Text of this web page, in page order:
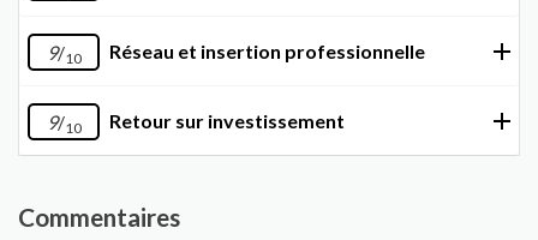
9/10 Réseau et insertion professionnelle
9/10 Retour sur investissement
Commentaires